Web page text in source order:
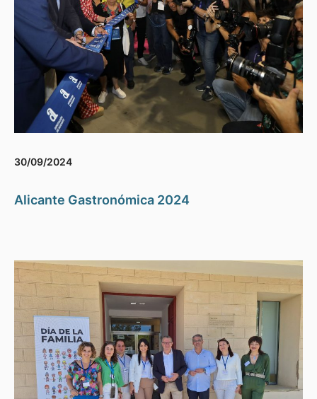
30/09/2024
Alicante Gastronómica 2024